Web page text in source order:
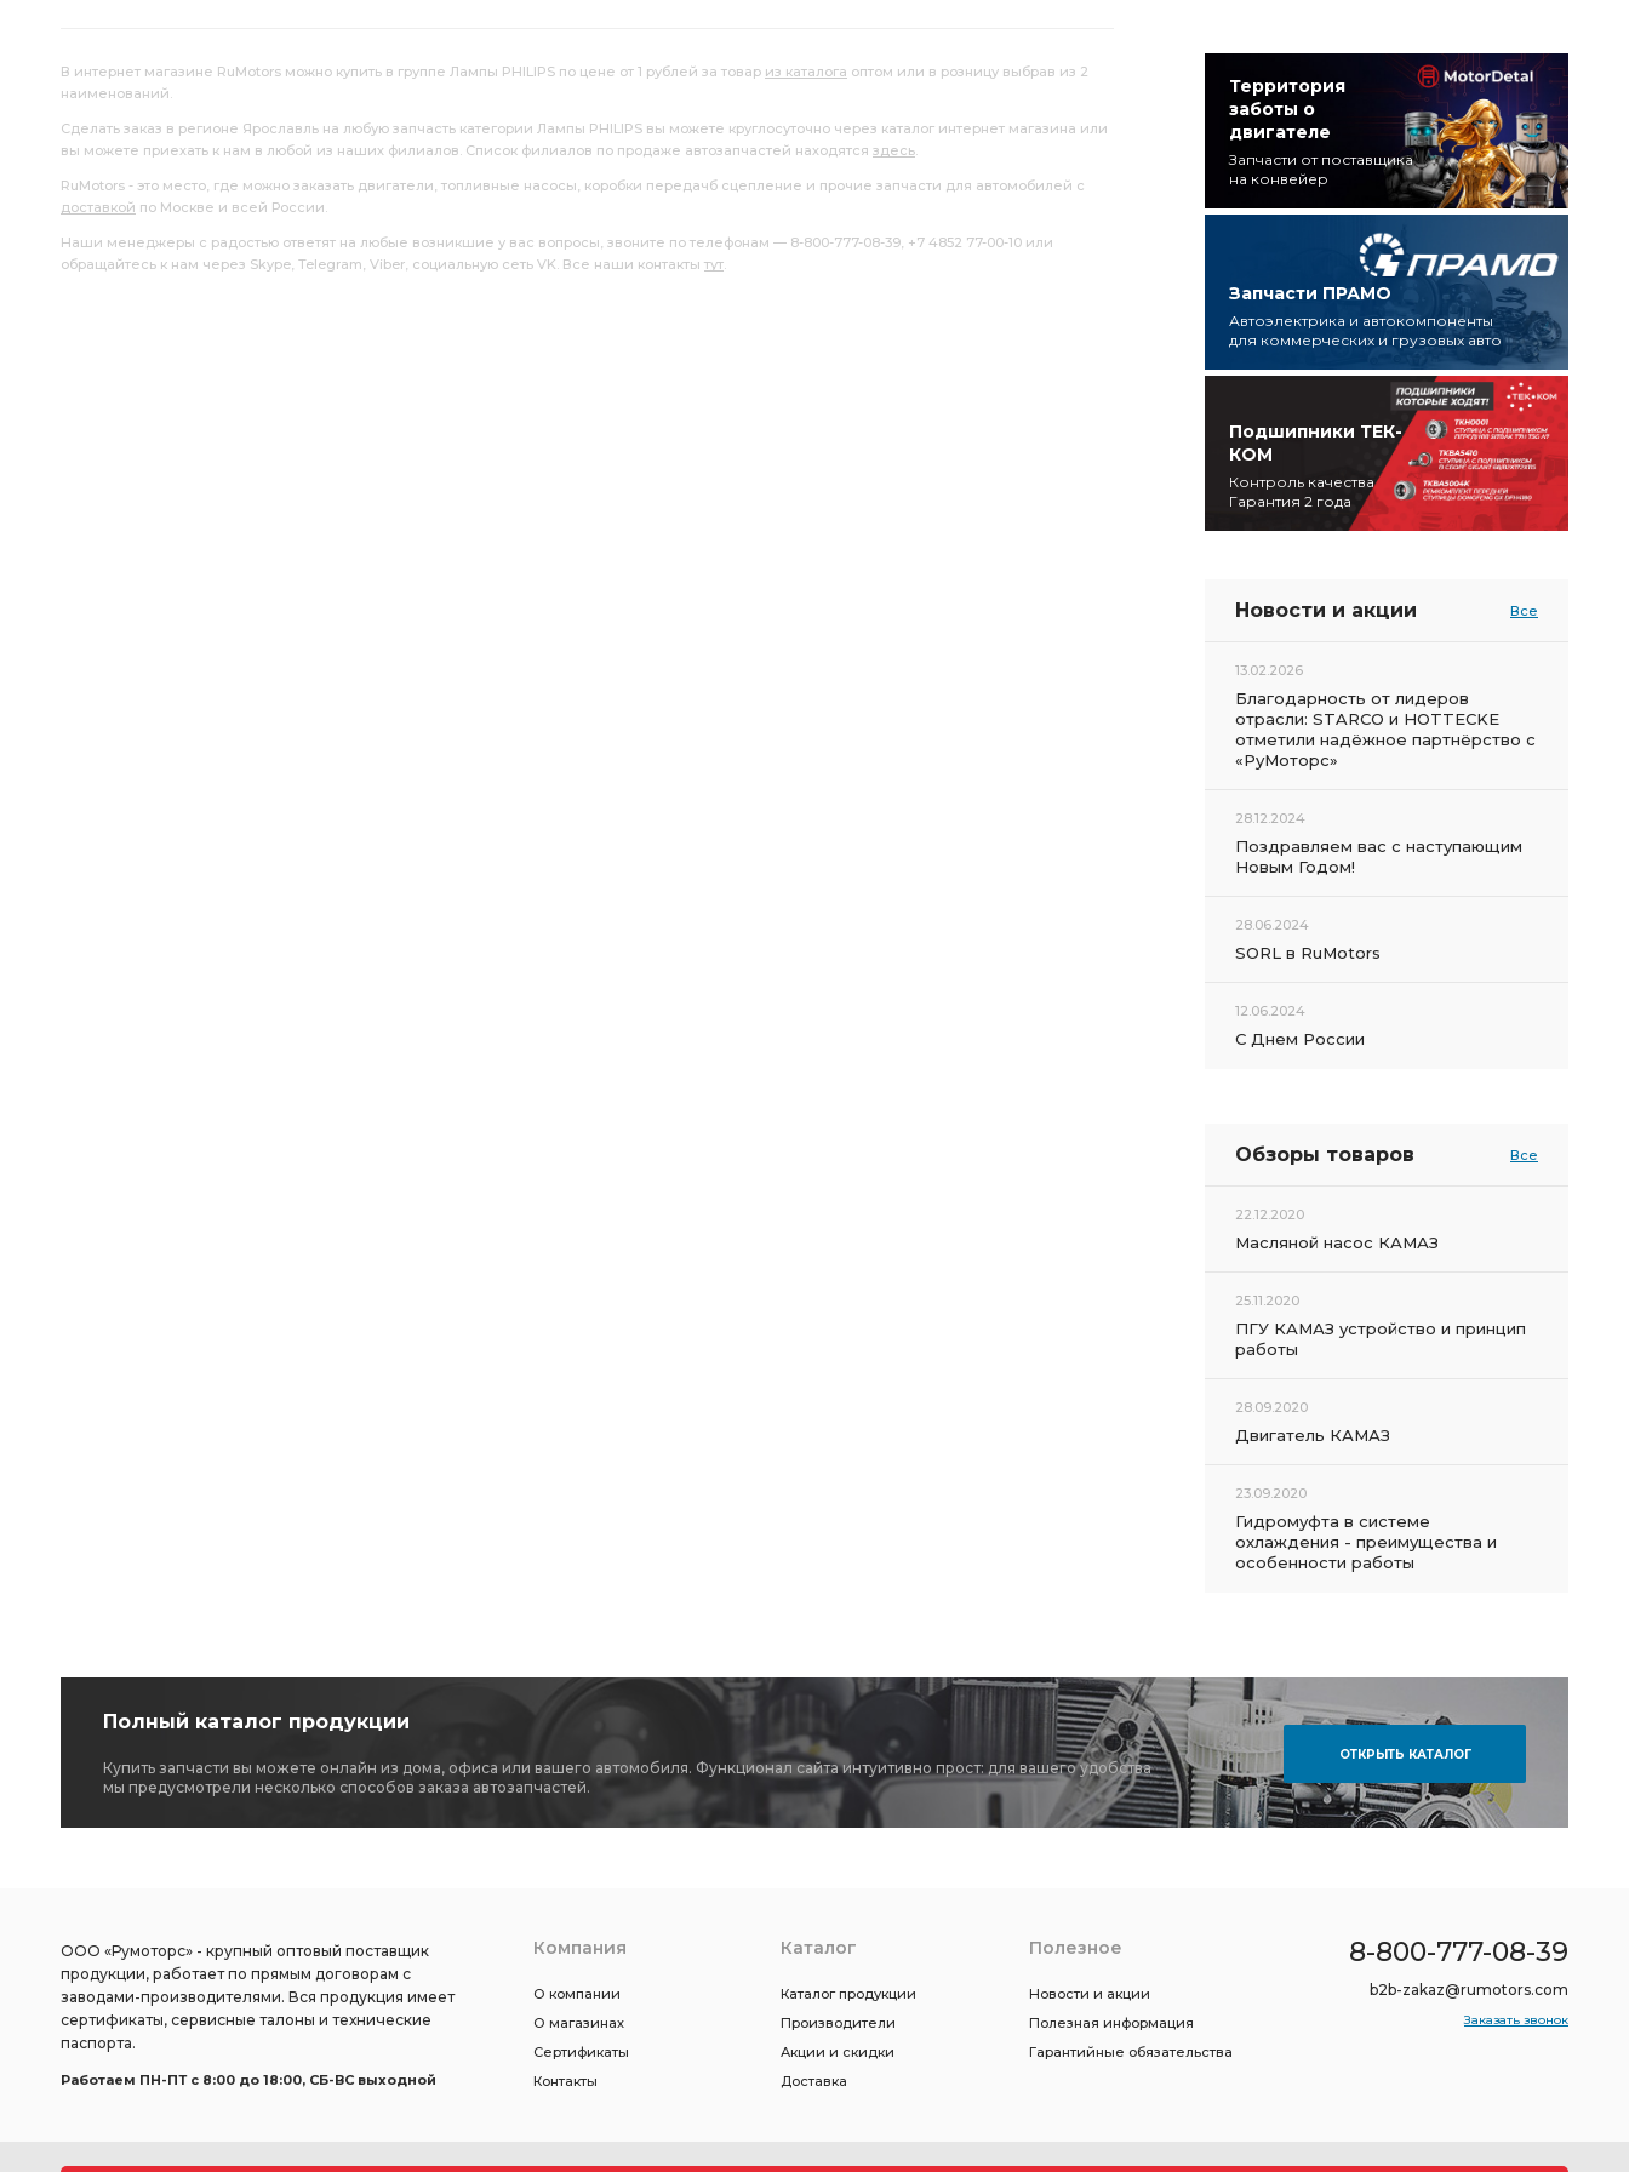
В интернет магазине RuMotors можно купить в группе Лампы PHILIPS по цене от 1 рублей за товар из каталога оптом или в розницу выбрав из 2
наименований.
Сделать заказ в регионе Ярославль на любую запчасть категории Лампы PHILIPS вы можете круглосуточно через каталог интернет магазина или
вы можете приехать к нам в любой из наших филиалов. Список филиалов по продаже автозапчастей находятся здесь.
RuMotors - это место, где можно заказать двигатели, топливные насосы, коробки передачб сцепление и прочие запчасти для автомобилей с
доставкой по Москве и всей России.
Наши менеджеры с радостью ответят на любые возникшие у вас вопросы, звоните по телефонам — 8-800-777-08-39, +7 4852 77-00-10 или
обращайтесь к нам через Skype, Telegram, Viber, социальную сеть VK. Все наши контакты тут.
Территория
заботы о
двигателе
Запчасти от поставщика
на конвейер
Запчасти ПРАМО
Автоэлектрика и автокомпоненты
для коммерческих и грузовых авто
Подшипники ТЕК-
КОМ
Контроль качества
Гарантия 2 года
Новости и акции Все
13.02.2026
Благодарность от лидеров
отрасли: STARCO и HOTTECKE
отметили надёжное партнёрство с
«РуМоторс»
28.12.2024
Поздравляем вас с наступающим
Новым Годом!
28.06.2024
SORL в RuMotors
12.06.2024
С Днем России
Обзоры товаров Все
22.12.2020
Масляной насос КАМАЗ
25.11.2020
ПГУ КАМАЗ устройство и принцип
работы
28.09.2020
Двигатель КАМАЗ
23.09.2020
Гидромуфта в системе
охлаждения - преимущества и
особенности работы
Полный каталог продукции
Купить запчасти вы можете онлайн из дома, офиса или вашего автомобиля. Функционал сайта интуитивно прост: для вашего удобства
мы предусмотрели несколько способов заказа автозапчастей.
ОТКРЫТЬ КАТАЛОГ
ООО «Румоторс» - крупный оптовый поставщик
продукции, работает по прямым договорам с
заводами-производителями. Вся продукция имеет
сертификаты, сервисные талоны и технические
паспорта.
Работаем ПН-ПТ c 8:00 до 18:00, СБ-ВС выходной
Компания
О компании
О магазинах
Сертификаты
Контакты
Каталог
Каталог продукции
Производители
Акции и скидки
Доставка
Полезное
Новости и акции
Полезная информация
Гарантийные обязательства
8-800-777-08-39
b2b-zakaz@rumotors.com
Заказать звонок